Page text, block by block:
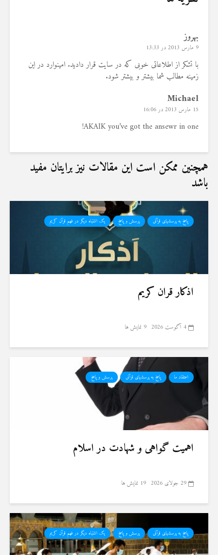
بهروز
9 مارس 2013 در 13:33
با تشکر از اطلاعاتی خوبی که در سایت قرار دادید. امینوارد در این
زمینه مطالب شما بیشتر و بیشتر شود.
Michael
15 مارس 2013 در 16:06
AKAIK you’ve got the ansewr in one!
همچنین ممکن است این مقالات نیز برایتان مفید
باشد
پاسخ به پرسشهای قرآنی پرسش و پاسخ یک اشتباه دیگر در فهم قرآن کریم
اذکار قران کریم
4 آگوست 2026 9 نمایش ها
اعتقاد ما پاسخ به پرسشهای قرآنی پرسش و پاسخ
اهمیت گواهی و شهادت در اسلام
29 جولای 2026 19 نمایش ها
پاسخ به پرسشهای قرآنی پرسش و پاسخ یک اشتباه دیگر در فهم قرآن کریم